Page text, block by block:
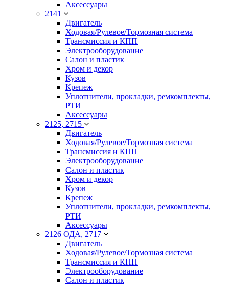
Аксессуары
2141
Двигатель
Ходовая/Рулевое/Тормозная система
Трансмиссия и КПП
Электрооборудование
Салон и пластик
Хром и декор
Кузов
Крепеж
Уплотнители, прокладки, ремкомплекты,
РТИ
Аксессуары
2125, 2715
Двигатель
Ходовая/Рулевое/Тормозная система
Трансмиссия и КПП
Электрооборудование
Салон и пластик
Хром и декор
Кузов
Крепеж
Уплотнители, прокладки, ремкомплекты,
РТИ
Аксессуары
2126 ОДА, 2717
Двигатель
Ходовая/Рулевое/Тормозная система
Трансмиссия и КПП
Электрооборудование
Салон и пластик